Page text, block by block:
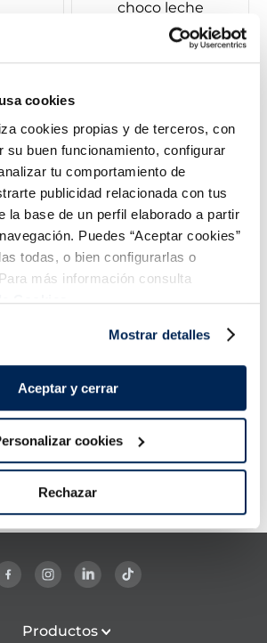
cookies
cookies propias y de terceros, con
su buen funcionamiento, configurar
tu comportamiento de
publicidad relacionada con tus
la base de un perfil elaborado a partir
Puedes “Aceptar cookies”
todas, o bien configurarlas o
más información consulta
Cookies.
Mostrar detalles
Aceptar y cerrar
cookies
Rechazar
300 g
Franui frambuesa choco
Añadir
choco
with status code 429
Productos